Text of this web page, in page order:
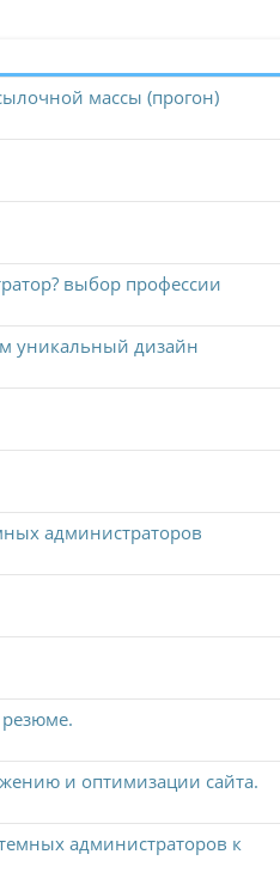
массы (прогон)
выбор профессии
уникальный дизайн
администраторов
и оптимизации сайта.
администраторов к